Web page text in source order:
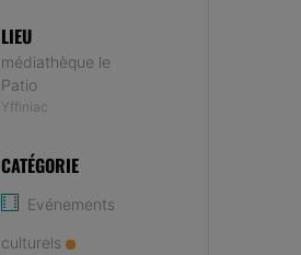
LIEU
médiathèque le
Patio
Yffiniac
CATÉGORIE
Evénements
culturels